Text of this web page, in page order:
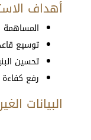
أهداف
المساهمة
توسيع
تحسين
رفع كفاءة
البيانات